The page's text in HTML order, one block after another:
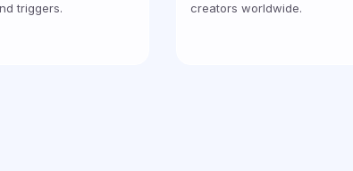
triggers.
creators worldwide.